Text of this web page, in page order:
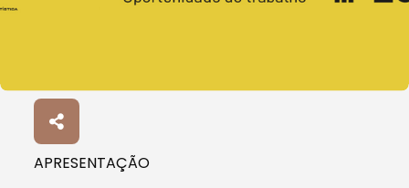
APRESENTAÇÃO